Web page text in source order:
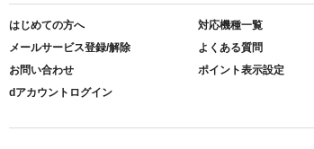
はじめての方へ
対応機種一覧
メールサービス登録/解除
よくある質問
お問い合わせ
ポイント表示設定
dアカウントログイン